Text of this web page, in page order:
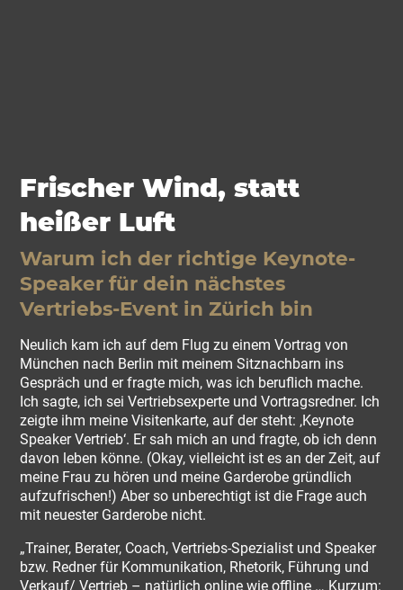
Frischer Wind, statt
heißer Luft
Warum ich der richtige Keynote-
Speaker für dein nächstes
Vertriebs-Event in Zürich bin
Neulich kam ich auf dem Flug zu einem Vortrag von
München nach Berlin mit meinem Sitznachbarn ins
Gespräch und er fragte mich, was ich beruflich mache.
Ich sagte, ich sei Vertriebsexperte und Vortragsredner. Ich
zeigte ihm meine Visitenkarte, auf der steht: ‚Keynote
Speaker Vertrieb‘. Er sah mich an und fragte, ob ich denn
davon leben könne. (Okay, vielleicht ist es an der Zeit, auf
meine Frau zu hören und meine Garderobe gründlich
aufzufrischen!) Aber so unberechtigt ist die Frage auch
mit neuester Garderobe nicht.
„Trainer, Berater, Coach, Vertriebs-Spezialist und Speaker
bzw. Redner für Kommunikation, Rhetorik, Führung und
Verkauf/ Vertrieb – natürlich online wie offline … Kurzum: